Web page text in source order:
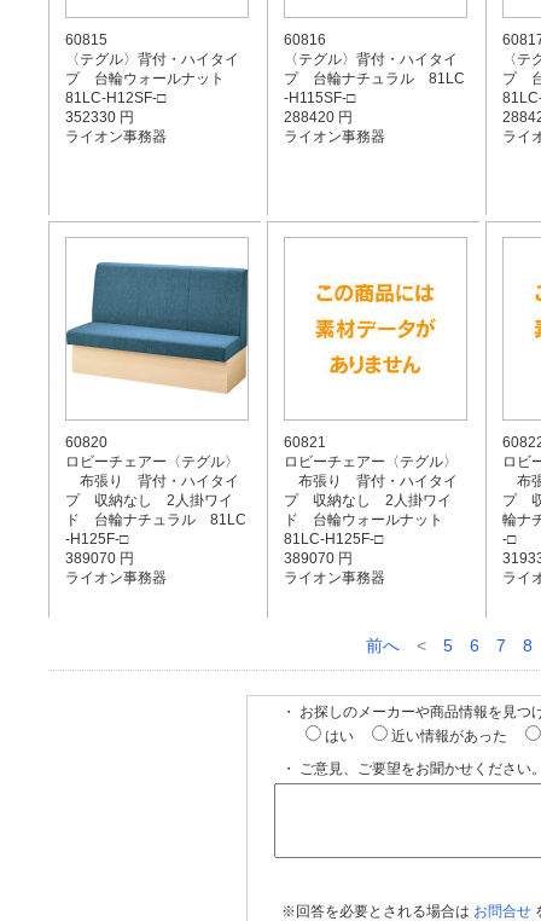
60815
〈テグル〉背付・ハイタイ
プ 台輪ウォールナット
81LC-H12SF-□
352330 円
ライオン事務器
60816
〈テグル〉背付・ハイタイ
プ 台輪ナチュラル 81LC
-H115SF-□
288420 円
ライオン事務器
〈テ
プ
ライ
60820
ロビーチェアー〈テグル〉
布張り 背付・ハイタイ
プ 収納なし 2人掛ワイ
ド 台輪ナチュラル 81LC
-H125F-□
389070 円
ライオン事務器
60821
ロビーチェアー〈テグル〉
布張り 背付・ハイタイ
プ 収納なし 2人掛ワイ
ド 台輪ウォールナット
81LC-H125F-□
389070 円
ライオン事務器
ロビ
布
プ
輪ナ
-□
ライ
前へ < 5 6 7 8
・ お探しのメーカーや商品情報を見つ
はい
近い情報があった
・ ご意見、ご要望をお聞かせください
※回答を必要とされる場合は お問合せ